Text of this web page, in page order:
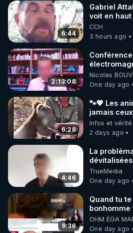
6:44
Gabriel
voit en
CCH
3 hours ago
2:13:08
Grégoire
Wever !
Nicolas
One day ago
6:28
🐾💖 Les
jamais
🥹❤️
Infos et vérité
2 days ago
4:46
La
TrueMedia
One day ago
9:36
Quand tu
bonhomme
ondes ils
t'expliquer
OHM ÉGA
One day ago